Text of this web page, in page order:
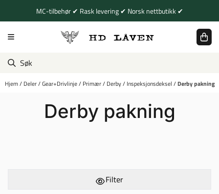
Hopp til innholdMC-tilbehør ✔ Rask levering ✔ Norsk nettbutikk ✔
Hjem/ Deler/Gear+Drivlinje/ Primær/ Derby/ Inspeksjonsdeksel / Derby pakning
Derby pakning
Filter